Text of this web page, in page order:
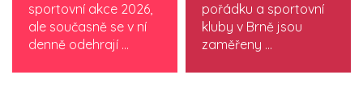
sportovní akce 2026,
ale současně se v ní
denně odehrají ...
pořádku a sportovní
kluby v Brně jsou
zaměřeny ...